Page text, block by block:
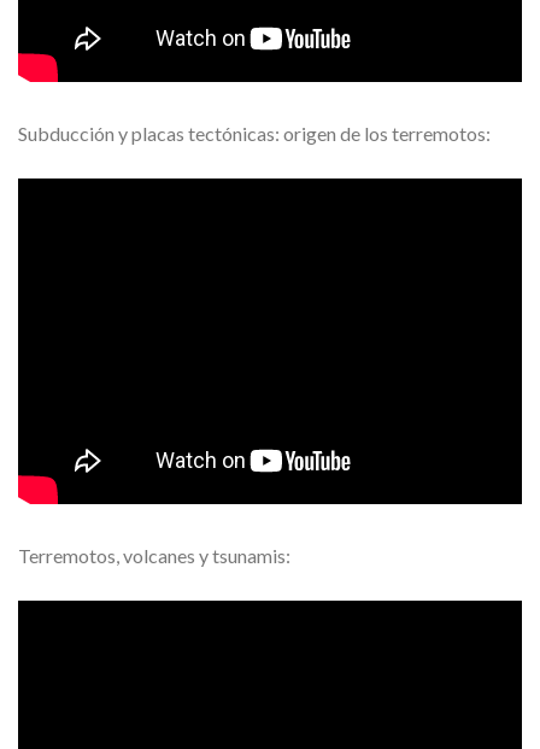
Subducción y placas tectónicas: origen de los terremotos:
Terremotos, volcanes y tsunamis: